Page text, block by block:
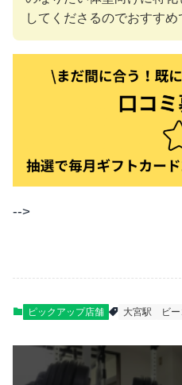
してくださるのでおすすめ
-->
ピックアップ店舗 大宮駅 ビ